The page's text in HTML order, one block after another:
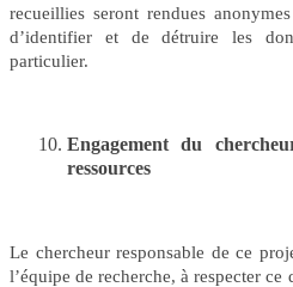
recueillies seront rendues
d’identifier et de détruire les
particulier.
Engagement du
ressources
Le chercheur responsable de ce
l’équipe de recherche, à respecter